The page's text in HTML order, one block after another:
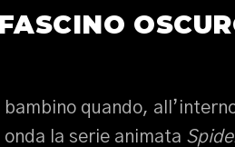
bambino quando,
la serie animata